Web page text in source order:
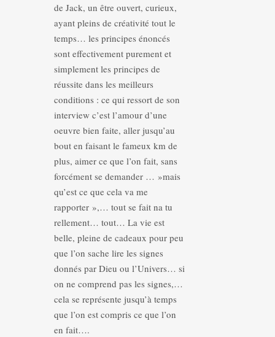
de Jack, un être ouvert, curieux,
ayant pleins de créativité tout le
temps… les principes énoncés
sont effectivement purement et
simplement les principes de
réussite dans les meilleurs
conditions : ce qui ressort de son
interview c’est l’amour d’une
oeuvre bien faite, aller jusqu’au
bout en faisant le fameux km de
plus, aimer ce que l’on fait, sans
forcément se demander … »mais
qu’est ce que cela va me
rapporter »,… tout se fait na tu
rellement… tout… La vie est
belle, pleine de cadeaux pour peu
que l’on sache lire les signes
donnés par Dieu ou l’Univers… si
on ne comprend pas les signes,…
cela se représente jusqu’à temps
que l’on est compris ce que l’on
en fait….